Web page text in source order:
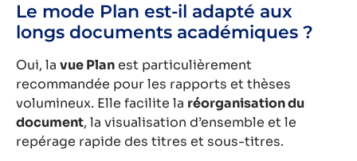
Le mode Plan est-il adapté aux
longs documents académiques ?
Oui, la vue Planest particulièrement
recommandée pour les rapports et thèses
volumineux. Elle facilite la réorganisation du
document, la visualisation d’ensemble et le
repérage rapide des titres et sous-titres.